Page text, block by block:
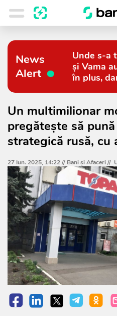
News
Alert
Unde s-a
și Vama
în plus,
Un multimilionar
pregătește să
strategică rusă, cu
27 Iun. 2025, 14:22 // Bani și Afaceri//